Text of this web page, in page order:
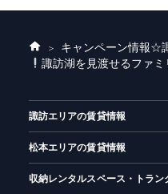
ホ
ー
キャンペーン情報☆
諏訪湖を見渡せるファミ
諏訪エリアの賃貸情報
松本エリアの賃貸情報
収納レンタルスペース・トラン